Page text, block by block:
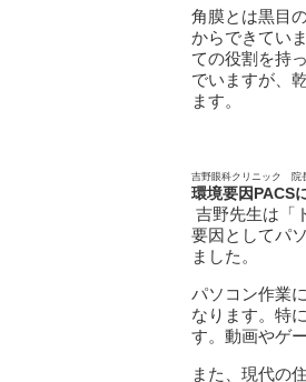
角膜とは黒目
からできてい
ての役割を持
でいますが、
ます。
吉野眼科クリニック 院
環境要因PACS
吉野先生は「
要因としてパ
ました。
パソコン作業
なります。特
す。動画やゲ
また、現代の